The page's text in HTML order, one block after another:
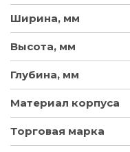
Ширина, мм
Высота, мм
Глубина, мм
Материал корпуса
Торговая марка